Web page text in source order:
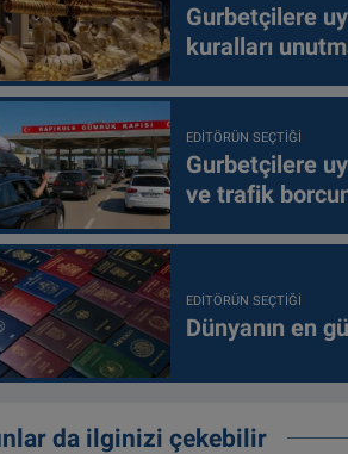
Gurbetçilere
kuralları
EDITÖRÜN SEÇTIĞI
Gurbetçilere
ve trafik
EDITÖRÜN SEÇTIĞI
Dünyanın en
da ilginizi çekebilir